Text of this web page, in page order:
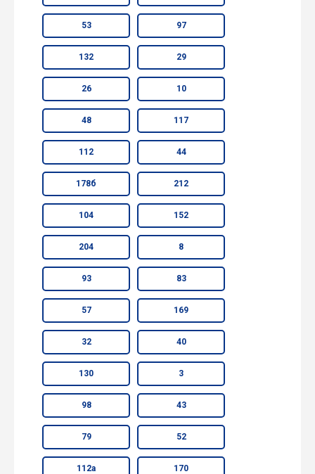
53 97
132 29
26 10
48 117
112 44
178б 212
104 152
204 8
93 83
57 169
32 40
130 3
98 43
79 52
112а 170